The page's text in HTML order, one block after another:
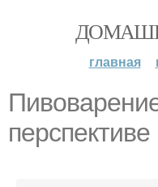
главная
перспективе